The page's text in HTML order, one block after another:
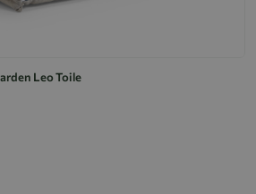
Leo Toile